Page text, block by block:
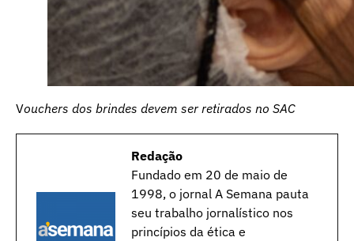
Vouchers dos brindes devem ser retirados no SAC
Redação
Fundado em 20 de maio de
1998, o jornal A Semana pauta
seu trabalho jornalístico nos
princípios da ética e